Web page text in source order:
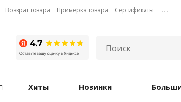
Возврат товара Примерка товара Сертификаты ...
Хиты Новинки